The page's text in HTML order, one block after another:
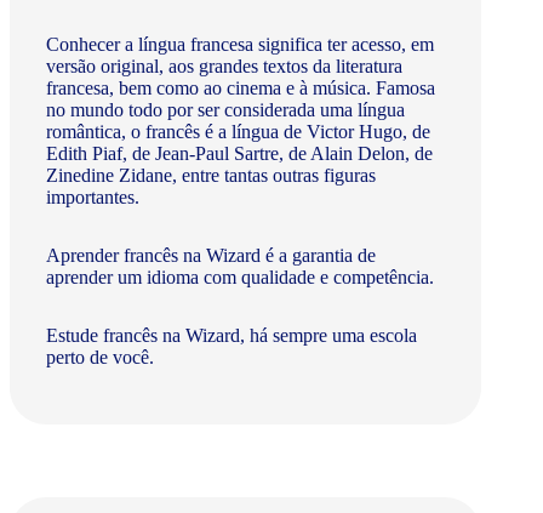
Conhecer a língua francesa significa ter acesso, em
versão original, aos grandes textos da literatura
francesa, bem como ao cinema e à música. Famosa
no mundo todo por ser considerada uma língua
romântica, o francês é a língua de Victor Hugo, de
Edith Piaf, de Jean-Paul Sartre, de Alain Delon, de
Zinedine Zidane, entre tantas outras figuras
importantes.
Aprender francês na Wizard é a garantia de
aprender um idioma com qualidade e competência.
Estude francês na Wizard, há sempre uma escola
perto de você.